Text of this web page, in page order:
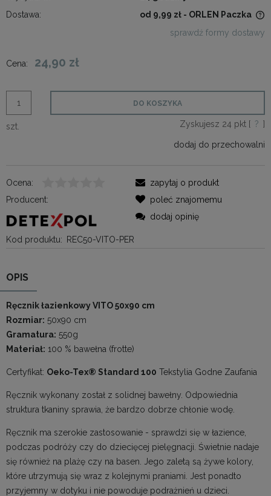
Dostawa:
od 9,99 zł - ORLEN Paczka
sprawdź formy dostawy
Cena: 24,90 zł
szt.
DO KOSZYKA
Zyskujesz 24 pkt [ ? ]
dodaj do przechowalni
Ocena:
Producent:
Kod produktu: REC50-VITO-PER
zapytaj o produkt
poleć znajomemu
dodaj opinię
OPIS
Ręcznik łazienkowy VITO 50x90 cm
Rozmiar: 50x90 cm
Gramatura: 550g
Materiał: 100 % bawełna (frotte)
Certyfikat: Oeko-Tex® Standard 100 Tekstylia Godne Zaufania
Ręcznik wykonany został z solidnej bawełny. Odpowiednia
struktura tkaniny sprawia, że bardzo dobrze chłonie wodę.
Ręcznik ma szerokie zastosowanie - sprawdzi się w łazience,
podczas podróży czy do dziecięcej pielęgnacji. Świetnie nadaje
się również na plażę czy na basen. Jego zaletą są żywe kolory,
które utrzymują się wraz z kolejnymi praniami. Jest ponadto
przyjemny w dotyku i nie powoduje podrażnień u dzieci.